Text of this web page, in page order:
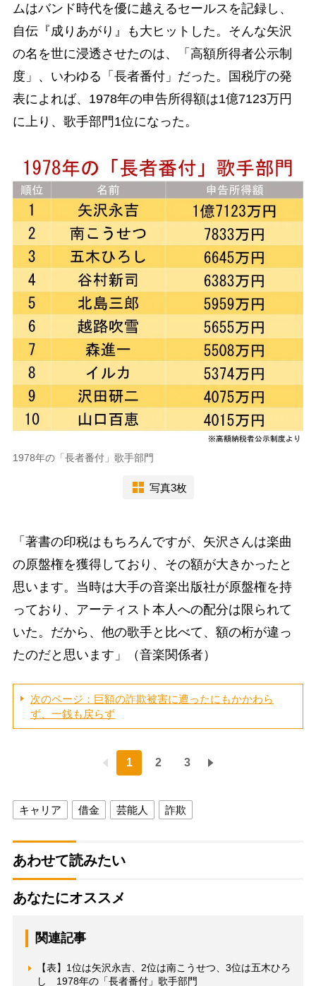
ムはバンド時代を優に越えるセールスを記録し、
自伝『成りあがり』も大ヒットした。そんな矢沢
の名を世に浸透させたのは、「高額所得者公示制
度」、いわゆる「長者番付」だった。国税庁の発
表によれば、1978年の申告所得額は1億7123万円
に上り、歌手部門1位になった。
1978年の「長者番付」歌手部門
写真3枚
「著書の印税はもちろんですが、矢沢さんは楽曲
の原盤権を獲得しており、その額が大きかったと
思います。当時は大手の音楽出版社が原盤権を持
っており、アーティスト本人への配分は限られて
いた。だから、他の歌手と比べて、額の桁が違っ
たのだと思います」（音楽関係者）
次のページ：巨額の詐欺被害に遭ったにもかかわら
ず、一銭も戻らず
1 2 3
キャリア 借金 芸能人 詐欺
あわせて読みたい
あなたにオススメ
関連記事
【表】1位は矢沢永吉、2位は南こうせつ、3位は五木ひろ
し 1978年の「長者番付」歌手部門